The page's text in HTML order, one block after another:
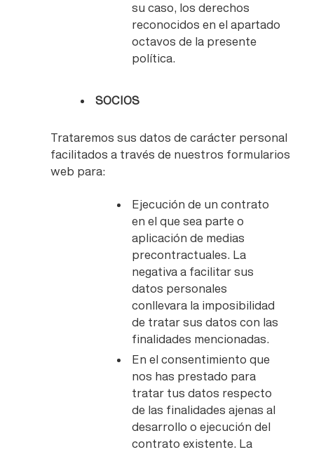
su caso, los derechos
reconocidos en el apartado
octavos de la presente
política.
SOCIOS
Trataremos sus datos de carácter personal
facilitados a través de nuestros formularios
web para:
Ejecución de un contrato
en el que sea parte o
aplicación de medias
precontractuales. La
negativa a facilitar sus
datos personales
conllevara la imposibilidad
de tratar sus datos con las
finalidades mencionadas.
En el consentimiento que
nos has prestado para
tratar tus datos respecto
de las finalidades ajenas al
desarrollo o ejecución del
contrato existente. La